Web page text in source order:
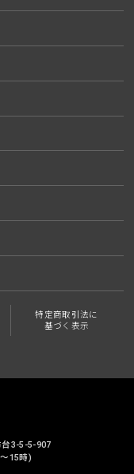
特定商取引法に
基づく表示
台3-5-5-907
15時)